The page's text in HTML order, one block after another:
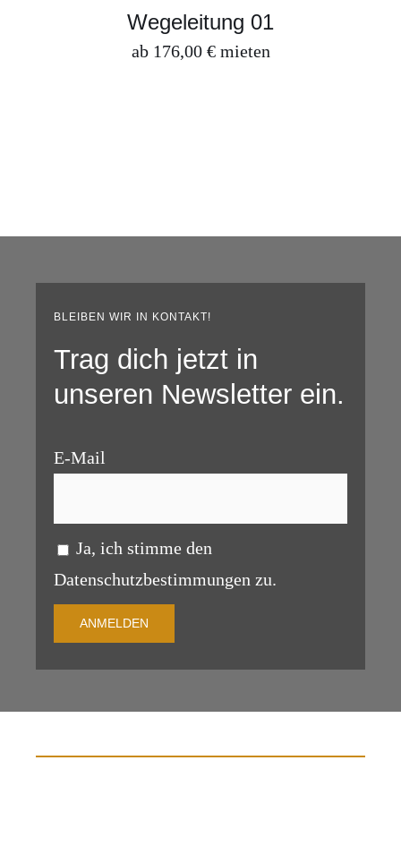
Wegeleitung 01
ab 176,00 € mieten
BLEIBEN WIR IN KONTAKT!
Trag dich jetzt in
unseren Newsletter ein.
E-Mail
Ja, ich stimme den
Datenschutzbestimmungen zu.
ANMELDEN